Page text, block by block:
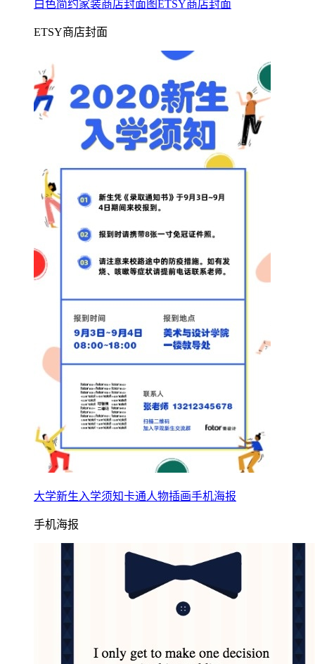
白色简约家装商店封面图ETSY商店封面
ETSY商店封面
大学新生入学须知卡通人物插画手机海报
手机海报